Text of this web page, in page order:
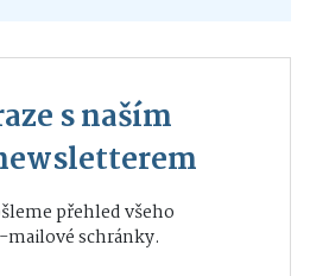
s naším
přehled všeho
schránky.